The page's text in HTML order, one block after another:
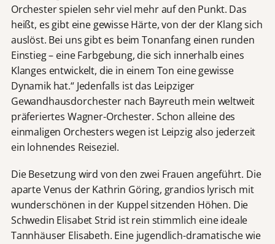
Orchester spielen sehr viel mehr auf den Punkt. Das
heißt, es gibt eine gewisse Härte, von der der Klang sich
auslöst. Bei uns gibt es beim Tonanfang einen runden
Einstieg – eine Farbgebung, die sich innerhalb eines
Klanges entwickelt, die in einem Ton eine gewisse
Dynamik hat.“ Jedenfalls ist das Leipziger
Gewandhausdorchester nach Bayreuth mein weltweit
präferiertes Wagner-Orchester. Schon alleine des
einmaligen Orchesters wegen ist Leipzig also jederzeit
ein lohnendes Reiseziel.
Die Besetzung wird von den zwei Frauen angeführt. Die
aparte Venus der Kathrin Göring, grandios lyrisch mit
wunderschönen in der Kuppel sitzenden Höhen. Die
Schwedin Elisabet Strid ist rein stimmlich eine ideale
Tannhäuser Elisabeth. Eine jugendlich-dramatische wie